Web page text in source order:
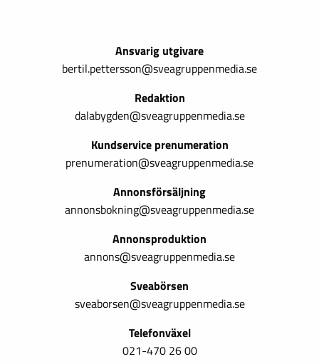
Ansvarig utgivare
bertil.pettersson@sveagruppenmedia.se
Redaktion
dalabygden@sveagruppenmedia.se
Kundservice prenumeration
prenumeration@sveagruppenmedia.se
Annonsförsäljning
annonsbokning@sveagruppenmedia.se
Annonsproduktion
annons@sveagruppenmedia.se
Sveabörsen
sveaborsen@sveagruppenmedia.se
Telefonväxel
021-470 26 00